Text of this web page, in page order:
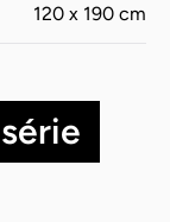
120 x 190 cm